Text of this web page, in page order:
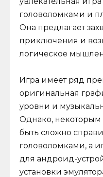
головоломками и
Она предлагает
приключения и
логическое
Игра имеет ряд
оригинальная
уровни и
Однако, некоторым
быть сложно
головоломками, а
для андроид-
установки